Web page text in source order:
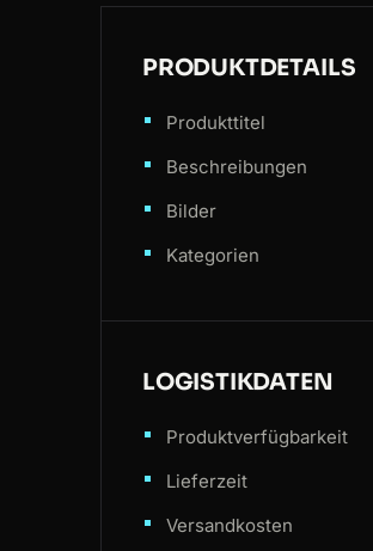
PRODUKTDETAILS
Produkttitel
Beschreibungen
Bilder
Kategorien
LOGISTIKDATEN
Produktverfügbarkeit
Lieferzeit
Versandkosten